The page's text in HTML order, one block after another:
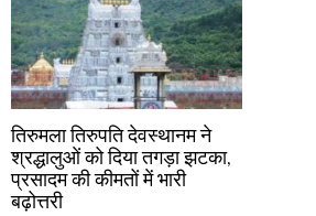
तिरुमला तिरुपति देवस्थानम ने
श्रद्धालुओं को दिया तगड़ा झटका,
प्रसादम की कीमतों में भारी
बढ़ोत्तरी